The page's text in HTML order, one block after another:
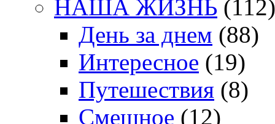
НАША ЖИЗНЬ (112)
День за днем (88)
Интересное (19)
Путешествия (8)
Смешное (12)